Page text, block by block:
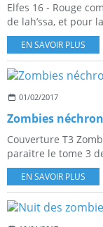
Elfes 16 - Rouge
de lah’ssa, et pour
EN SAVOIR PLUS
01/02/2017
Zombies
Couverture T3
paraitre le tome 3
EN SAVOIR PLUS